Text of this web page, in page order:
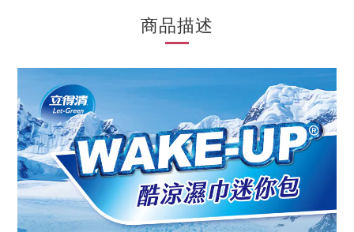
商品描述